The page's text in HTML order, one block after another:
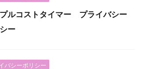
ルコストタイマー プライバシー
ー
バシーポリシー